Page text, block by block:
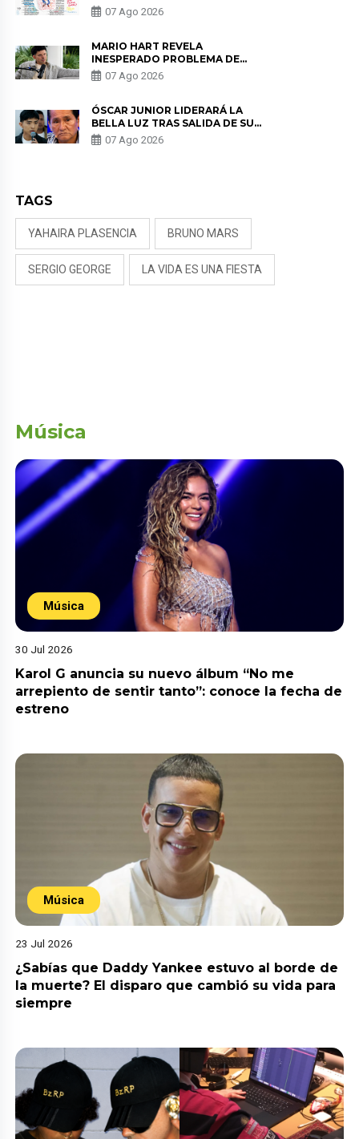
07 Ago 2026
MARIO HART REVELA
INESPERADO PROBLEMA DE
SALUD ANTES DE SEPARARSE DE
KORINA: “ME ENCONTRARON UN
07 Ago 2026
ÓSCAR JUNIOR LIDERARÁ LA
BELLA LUZ TRAS SALIDA DE SU
PADRE POR POLÉMICA CON
NALDY SALDAÑA
07 Ago 2026
TAGS
YAHAIRA PLASENCIA BRUNO MARS
SERGIO GEORGE LA VIDA ES UNA FIESTA
Música
Música
30 Jul 2026
Karol G anuncia su nuevo álbum “No me
arrepiento de sentir tanto”: conoce la fecha de
estreno
Música
23 Jul 2026
¿Sabías que Daddy Yankee estuvo al borde de
la muerte? El disparo que cambió su vida para
siempre